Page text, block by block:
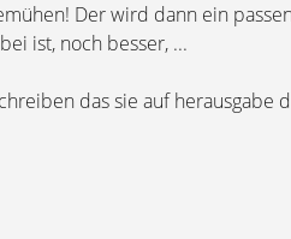
Der wird dann ein
ist, noch besser, ...
das sie auf